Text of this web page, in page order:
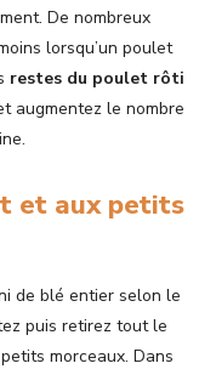
De nombreux
lorsqu’un poulet
restes du poulet rôti
augmentez le nombre
et aux petits
de blé entier selon le
puis retirez tout le
morceaux. Dans